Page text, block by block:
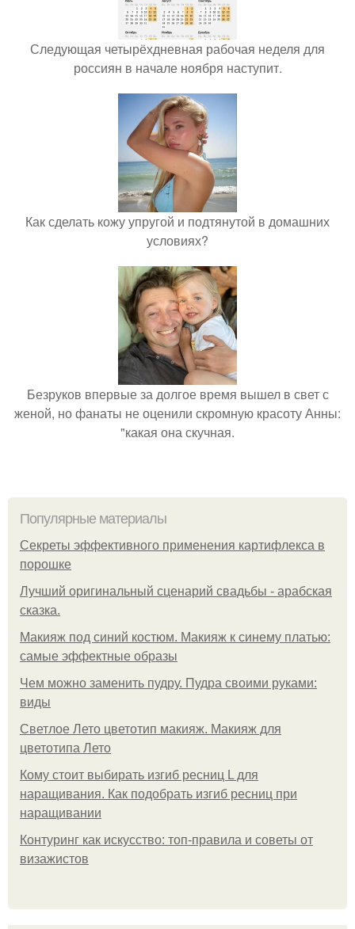
Следующая четырёхдневная рабочая неделя для
россиян в начале ноября наступит.
Как сделать кожу упругой и подтянутой в домашних
условиях?
Безруков впервые за долгое время вышел в свет с
женой, но фанаты не оценили скромную красоту Анны:
"какая она скучная.
Популярные материалы
Секреты эффективного применения картифлекса в
порошке
Лучший оригинальный сценарий свадьбы - арабская
сказка.
Макияж под синий костюм. Макияж к синему платью:
самые эффектные образы
Чем можно заменить пудру. Пудра своими руками:
виды
Светлое Лето цветотип макияж. Макияж для
цветотипа Лето
Кому стоит выбирать изгиб ресниц L для
наращивания. Как подобрать изгиб ресниц при
наращивании
Контуринг как искусство: топ-правила и советы от
визажистов